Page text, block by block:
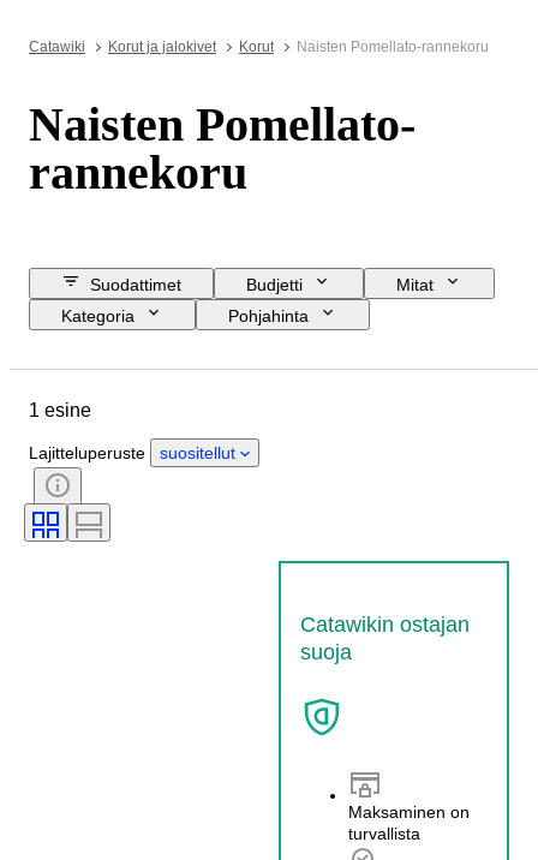
Catawiki Korut ja jalokivet Korut Naisten Pomellato-rannekoru
Naisten Pomellato-
rannekoru
Suodattimet Budjetti
Mitat
Kategoria
Pohjahinta
Materiaali
Hienous
Esineen koko
Aikakausi
1 esine
Lajitteluperuste suositellut
Catawikin ostajan
suoja
Maksaminen on
turvallista